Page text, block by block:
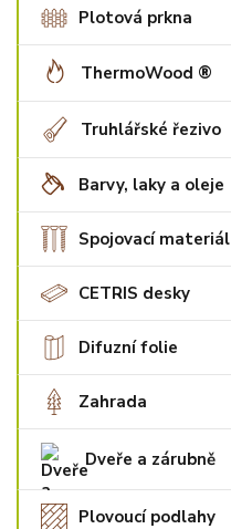
Plotová prkna
ThermoWood ®
Truhlářské řezivo
Barvy, laky a oleje
Spojovací materiál
CETRIS desky
Difuzní folie
Zahrada
Dveře a zárubně
Plovoucí podlahy